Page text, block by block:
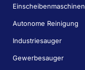
Einscheibenmaschinen
Autonome Reinigung
Industriesauger
Gewerbesauger